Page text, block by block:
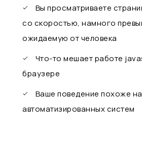
Вы просматриваете
со скоростью, намного
ожидаемую от человека
Что-то мешает работе
браузере
Ваше поведение похоже
автоматизированных систем